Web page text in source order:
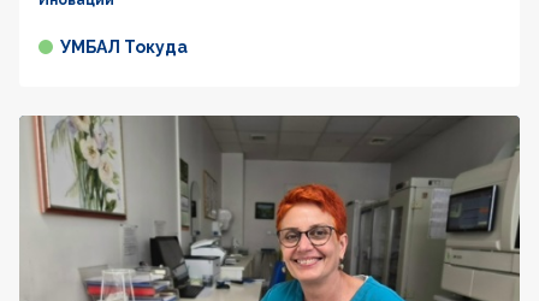
УМБАЛ Токуда